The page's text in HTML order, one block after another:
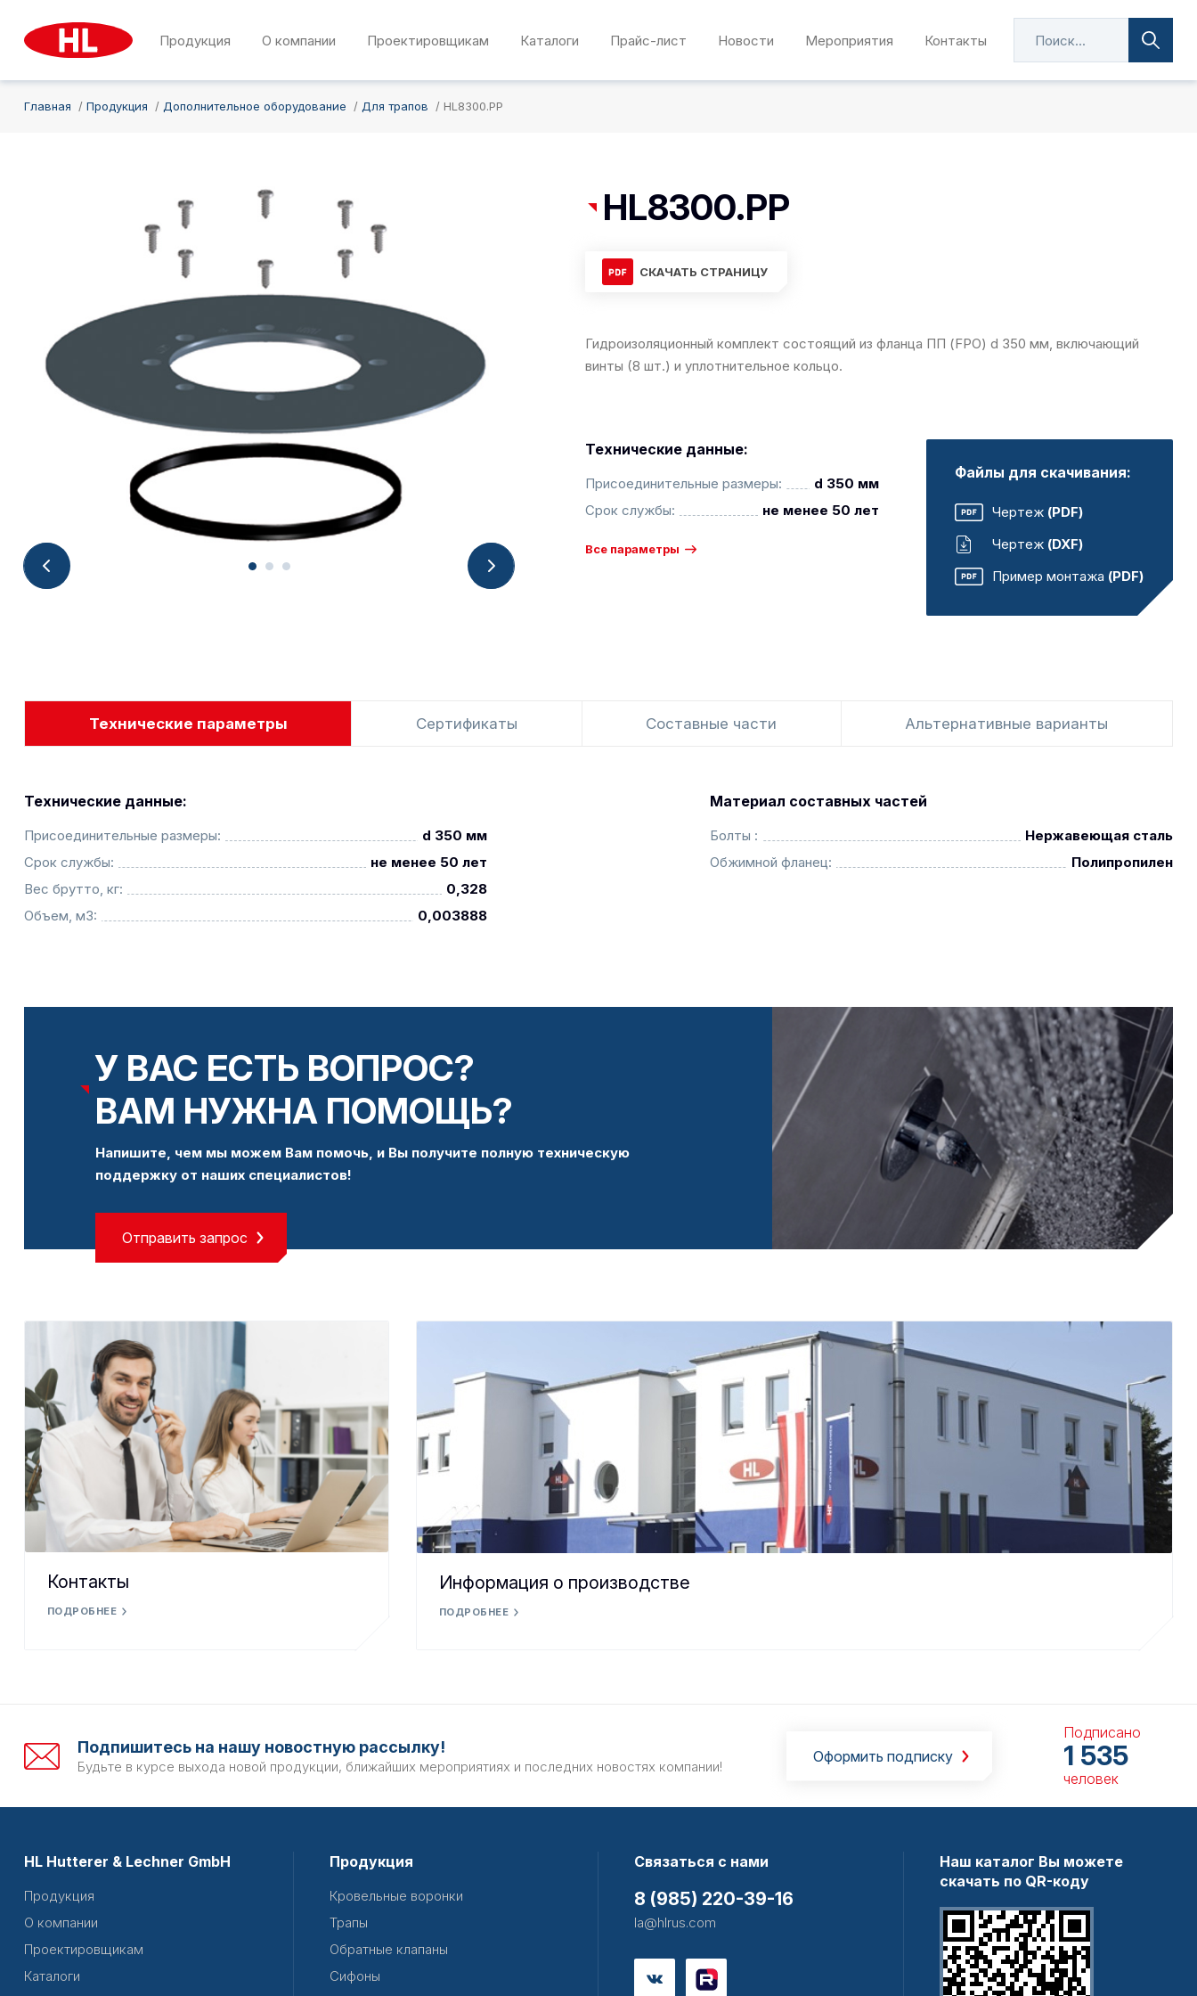
Продукция О компании Проектировщикам Каталоги Прайс-лист Новости Мероприятия Контакты
Главная Продукция Дополнительное оборудование Для трапов HL8300.PP
HL8300.PP
СКАЧАТЬ СТРАНИЦУ
Гидроизоляционный комплект состоящий из фланца ПП (FPO) d 350 мм, включающий
винты (8 шт.) и уплотнительное кольцо.
Технические данные:
Присоединительные размеры:
d 350 мм
Срок службы:
не менее 50 лет
Все параметры
Файлы для скачивания:
Чертеж (PDF)
Чертеж (DXF)
Пример монтажа (PDF)
Технические параметры Сертификаты Составные части Альтернативные варианты
Технические данные:
Присоединительные размеры:
d 350 мм
Срок службы:
не менее 50 лет
Вес брутто, кг:
0,328
Объем, м3:
0,003888
Материал составных частей
Болты :
Нержавеющая сталь
Обжимной фланец:
Полипропилен
У ВАС ЕСТЬ ВОПРОС?
ВАМ НУЖНА ПОМОЩЬ?
Напишите, чем мы можем Вам помочь, и Вы получите полную техническую
поддержку от наших специалистов!
Отправить запрос
Контакты
ПОДРОБНЕЕ
Информация о производстве
ПОДРОБНЕЕ
Подпишитесь на нашу новостную рассылку!
Будьте в курсе выхода новой продукции, ближайших мероприятиях и последних новостях компании!
Оформить подписку
Подписано
1 535
человек
HL Hutterer & Lechner GmbH
Продукция
О компании
Проектировщикам
Каталоги
Продукция
Кровельные воронки
Трапы
Обратные клапаны
Сифоны
Связаться с нами
8 (985) 220-39-16
la@hlrus.com
Наш каталог Вы можете
скачать по QR-коду